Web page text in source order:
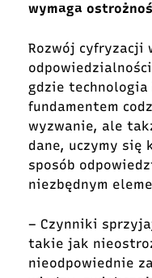
wymaga
Rozwój cyfryzacji
gdzie
fundamentem
wyzwanie, ale
dane, uczymy się
sposób
niezbędnym
– Czynniki
takie jak
nieodpowiednie